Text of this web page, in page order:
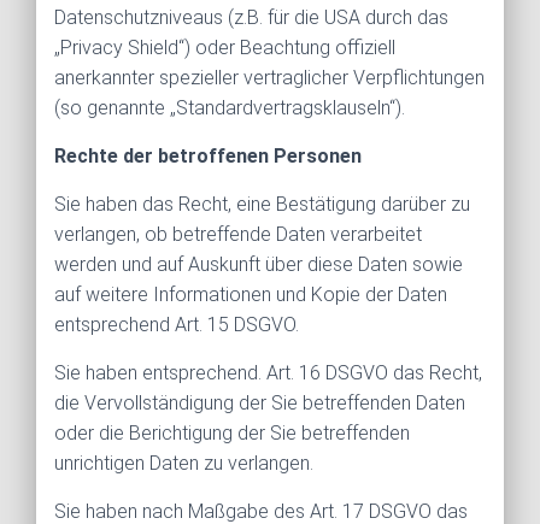
Datenschutzniveaus (z.B. für die USA durch das
„Privacy Shield“) oder Beachtung offiziell
anerkannter spezieller vertraglicher Verpflichtungen
(so genannte „Standardvertragsklauseln“).
Rechte der betroffenen Personen
Sie haben das Recht, eine Bestätigung darüber zu
verlangen, ob betreffende Daten verarbeitet
werden und auf Auskunft über diese Daten sowie
auf weitere Informationen und Kopie der Daten
entsprechend Art. 15 DSGVO.
Sie haben entsprechend. Art. 16 DSGVO das Recht,
die Vervollständigung der Sie betreffenden Daten
oder die Berichtigung der Sie betreffenden
unrichtigen Daten zu verlangen.
Sie haben nach Maßgabe des Art. 17 DSGVO das